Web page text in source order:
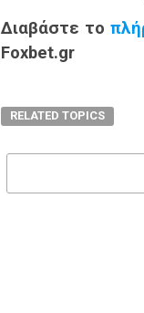
Διαβάστε το
Foxbet.gr
RELATED TOPICS